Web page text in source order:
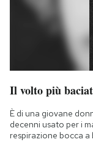
Il volto più
È di una giovane
decenni usato per i
respirazione bocca a